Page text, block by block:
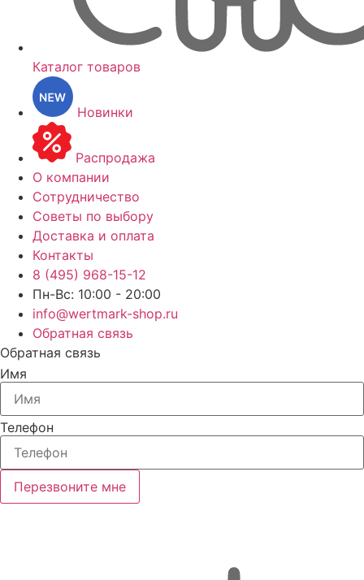
Каталог товаров
Новинки
Распродажа
О компании
Сотрудничество
Советы по выбору
Доставка и оплата
Контакты
8 (495) 968-15-12
Пн-Вс: 10:00 - 20:00
info@wertmark-shop.ru
Обратная связь
Обратная связь
Имя
Телефон
Перезвоните мне